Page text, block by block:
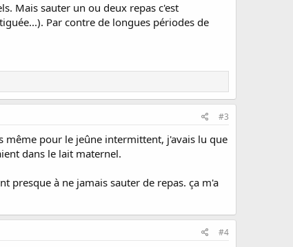
Mais sauter un ou deux repas c'est
Par contre de longues périodes de
#3
même pour le jeûne intermittent, j'avais lu que
dans le lait maternel.
presque à ne jamais sauter de repas. ça m'a
#4